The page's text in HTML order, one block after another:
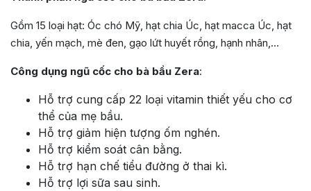
Gồm 15 loại hạt: Óc chó Mỹ, hạt chia Úc, hạt macca Úc, hạt
chia, yến mạch, mè đen, gạo lứt huyết rồng, hạnh nhân,…
Công dụng ngũ cốc cho bà bầu Zera:
Hỗ trợ cung cấp 22 loại vitamin thiết yếu cho cơ
thể của mẹ bầu.
Hỗ trợ giảm hiện tượng ốm nghén.
Hỗ trợ kiểm soát cân bằng.
Hỗ trợ hạn chế tiểu đường ở thai kì.
Hỗ trợ lợi sữa sau sinh.